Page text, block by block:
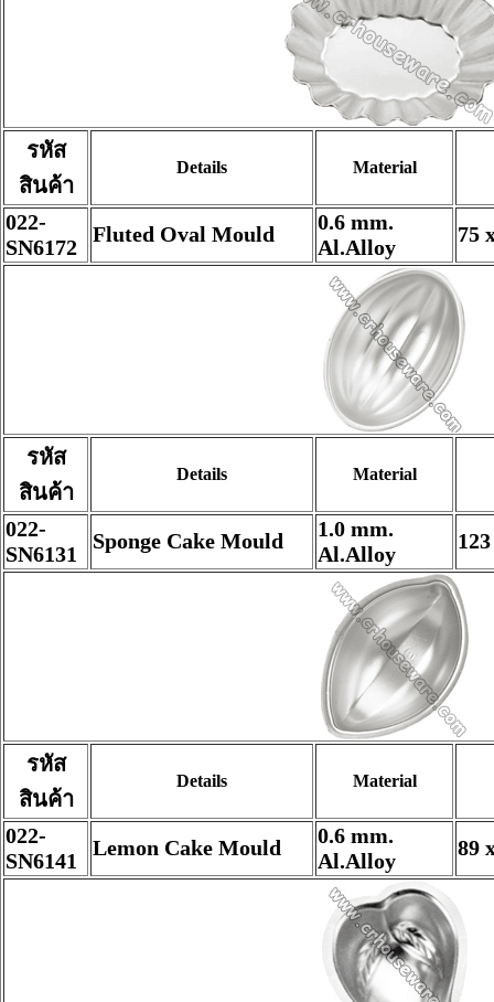
รหัส
สินค้า
Details Material
022-
SN6172
Fluted Oval Mould
0.6 mm.
Al.Alloy
75
รหัส
สินค้า
Details Material
022-
SN6131
Sponge Cake Mould
1.0 mm.
Al.Alloy
รหัส
สินค้า
Details Material
022-
SN6141
Lemon Cake Mould
0.6 mm.
Al.Alloy
89